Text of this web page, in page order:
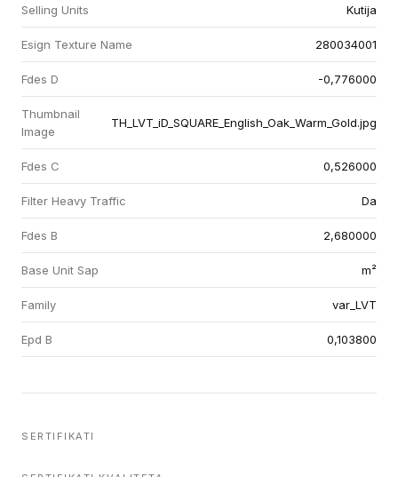
Selling Units Kutija
Esign Texture Name 280034001
Fdes D -0,776000
Thumbnail
Image
TH_LVT_iD_SQUARE_English_Oak_Warm_Gold.jpg
Fdes C 0,526000
Filter Heavy Traffic Da
Fdes B 2,680000
Base Unit Sap m²
Family var_LVT
Epd B 0,103800
SERTIFIKATI